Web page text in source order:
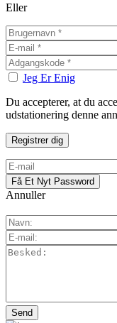
Eller
Jeg Er Enig
Du accepterer, at du
udstationering denne
Annuller